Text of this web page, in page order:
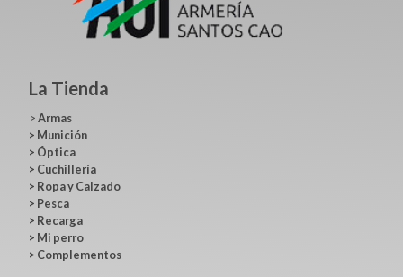
La Tienda
>Armas
> Munición
> Óptica
> Cuchillería
> Ropa y Calzado
> Pesca
> Recarga
> Mi perro
> Complementos